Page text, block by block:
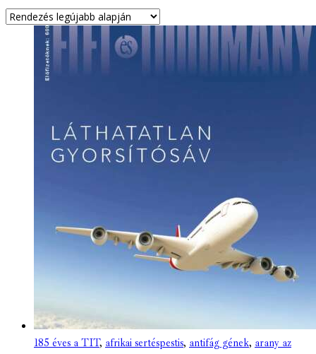
185 éves a TIT, afrikai sertéspestis, antifág gének, arany az